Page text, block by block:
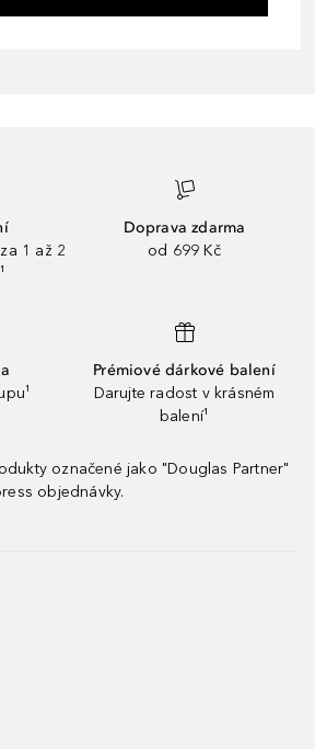
1 až 2
Doprava zdarma
od 699 Kč
Prémiové dárkové balení
Darujte radost v krásném
balení¹
označené jako "Douglas Partner"
objednávky.